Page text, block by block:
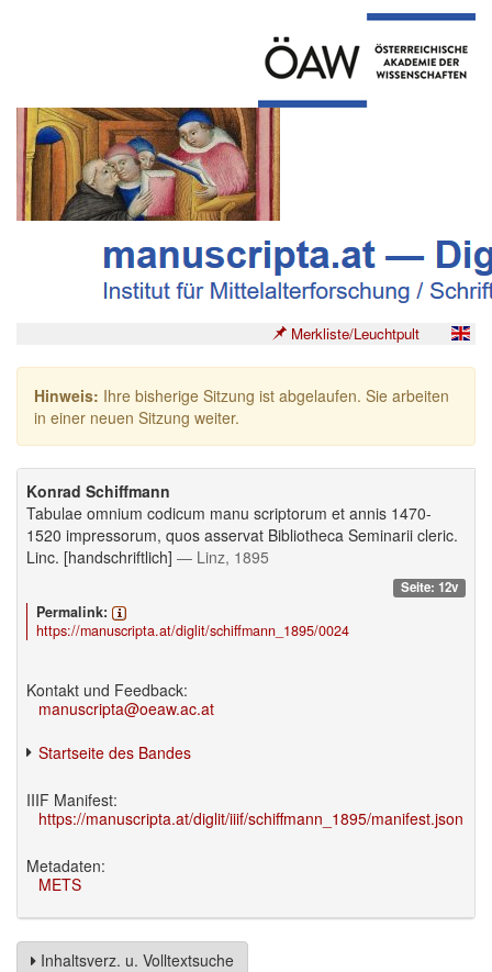
Merkliste/Leuchtpult
Hinweis: Ihre bisherige Sitzung ist abgelaufen. Sie arbeiten
in einer neuen Sitzung weiter.
Konrad Schiffmann
Tabulae omnium codicum manu scriptorum et annis 1470-
1520 impressorum, quos asservat Bibliotheca Seminarii cleric.
Linc. [handschriftlich] — Linz, 1895
Seite: 12v
Permalink:
https://manuscripta.at/diglit/schiffmann_1895/0024
Kontakt und Feedback:
manuscripta@oeaw.ac.at
Startseite des Bandes
IIIF Manifest:
https://manuscripta.at/diglit/iiif/schiffmann_1895/manifest.json
Metadaten:
METS
Inhaltsverz. u. Volltextsuche